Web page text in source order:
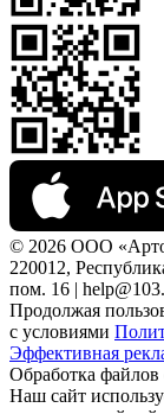
© 2026 ООО
220012,
пом. 16 |
Продолжая
с условиями
Эффективная
Обработка файлов
Наш сайт